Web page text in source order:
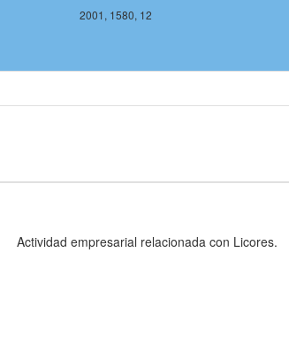
2001, 1580, 12
Actividad empresarial relacionada con Licores.